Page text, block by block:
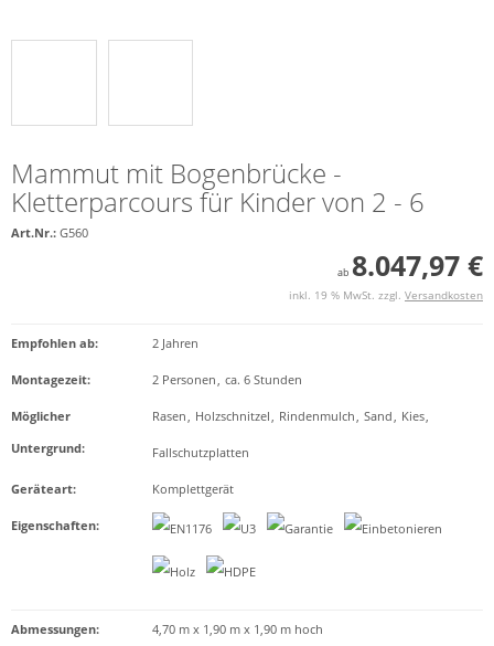
Mammut mit Bogenbrücke -
Kletterparcours für Kinder von 2 - 6
Art.Nr.: G560
ab 8.047,97 €
inkl. 19 % MwSt. zzgl. Versandkosten
Empfohlen ab: 2 Jahren
Montagezeit: 2 Personen ca. 6 Stunden
Möglicher
Untergrund:
Rasen Holzschnitzel Rindenmulch Sand Kies
Fallschutzplatten
Geräteart: Komplettgerät
Eigenschaften:
Abmessungen: 4,70 m x 1,90 m x 1,90 m hoch